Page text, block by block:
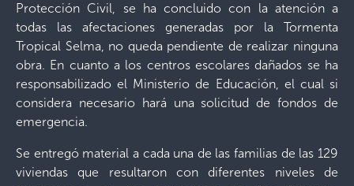
Protección Civil, se ha concluido con la atención a
todas las afectaciones generadas por la Tormenta
Tropical Selma, no queda pendiente de realizar ninguna
obra. En cuanto a los centros escolares dañados se ha
responsabilizado el Ministerio de Educación, el cual si
considera necesario hará una solicitud de fondos de
emergencia.
Se entregó material a cada una de las familias de las 129
viviendas que resultaron con diferentes niveles de